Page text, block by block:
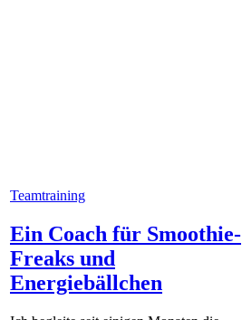
Teamtraining
Ein Coach für Smoothie-
Freaks und
Energiebällchen